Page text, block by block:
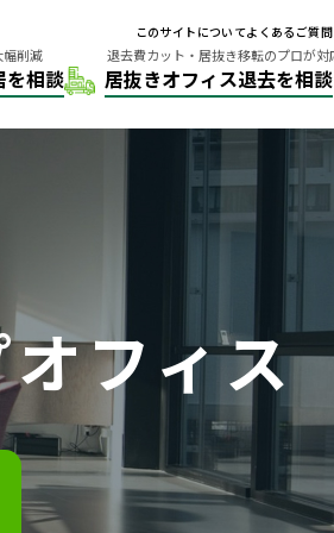
よくあるご質問
このサイトについて
フィス